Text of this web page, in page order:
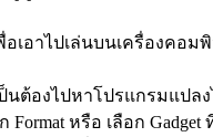
เอาไปเล่นบนเครื่องคอม
นต้องไปหาโปรแกรมแปล
หรือ เลือก Gadget